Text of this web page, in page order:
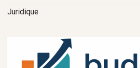
Juridique